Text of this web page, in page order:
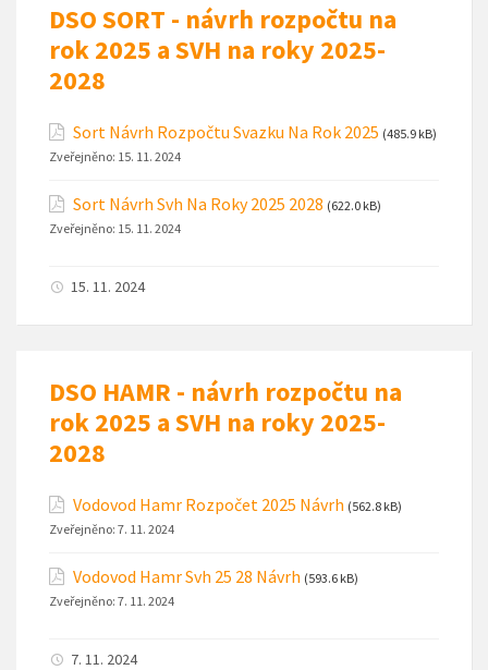
DSO SORT - návrh rozpočtu na
rok 2025 a SVH na roky 2025-
2028
Sort Návrh Rozpočtu Svazku Na Rok 2025 (485.9 kB)
Zveřejněno: 15. 11. 2024
Sort Návrh Svh Na Roky 2025 2028 (622.0 kB)
Zveřejněno: 15. 11. 2024
15. 11. 2024
DSO HAMR - návrh rozpočtu na
rok 2025 a SVH na roky 2025-
2028
Vodovod Hamr Rozpočet 2025 Návrh (562.8 kB)
Zveřejněno: 7. 11. 2024
Vodovod Hamr Svh 25 28 Návrh (593.6 kB)
Zveřejněno: 7. 11. 2024
7. 11. 2024